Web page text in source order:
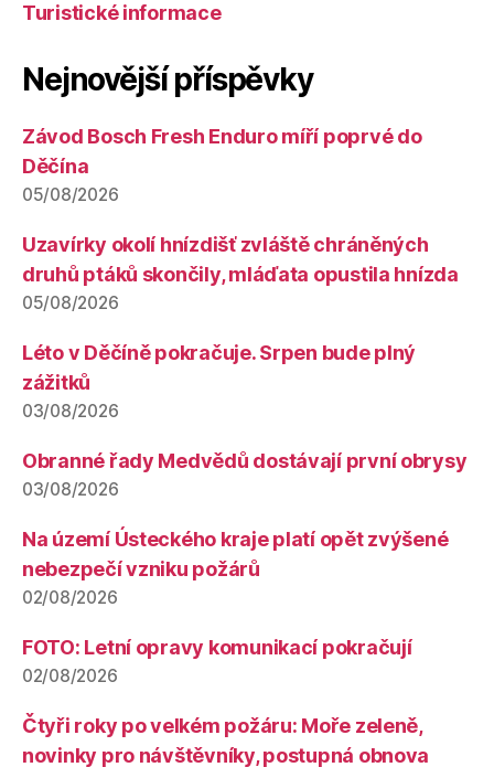
Turistické informace
Nejnovější příspěvky
Závod Bosch Fresh Enduro míří poprvé do
Děčína
05/08/2026
Uzavírky okolí hnízdišť zvláště chráněných
druhů ptáků skončily, mláďata opustila hnízda
05/08/2026
Léto v Děčíně pokračuje. Srpen bude plný
zážitků
03/08/2026
Obranné řady Medvědů dostávají první obrysy
03/08/2026
Na území Ústeckého kraje platí opět zvýšené
nebezpečí vzniku požárů
02/08/2026
FOTO: Letní opravy komunikací pokračují
02/08/2026
Čtyři roky po velkém požáru: Moře zeleně,
novinky pro návštěvníky, postupná obnova